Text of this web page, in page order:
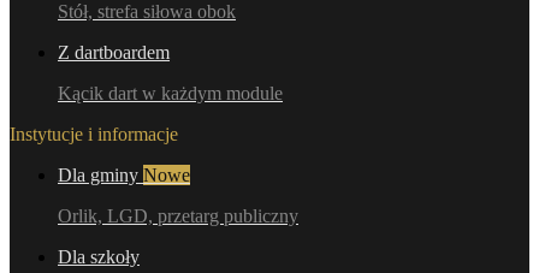
Stół, strefa siłowa obok
Z dartboardem
Kącik dart w każdym module
Instytucje i informacje
Dla gminy Nowe
Orlik, LGD, przetarg publiczny
Dla szkoły